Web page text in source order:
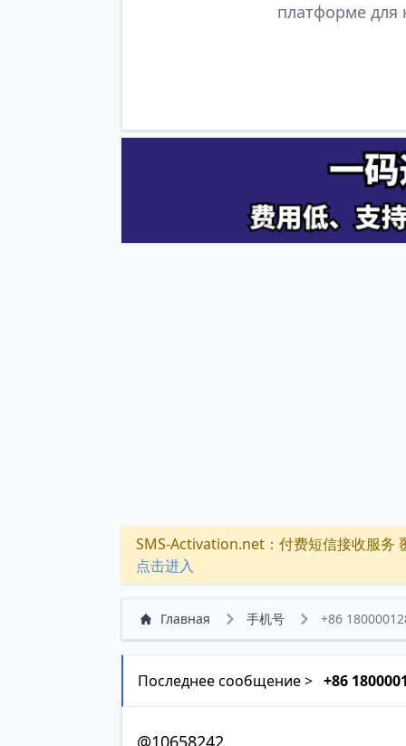
платформе
SMS-Activation.net：付费短信接收服
点击进入
Главная 手机号 +86
Последнее сообщение > +86